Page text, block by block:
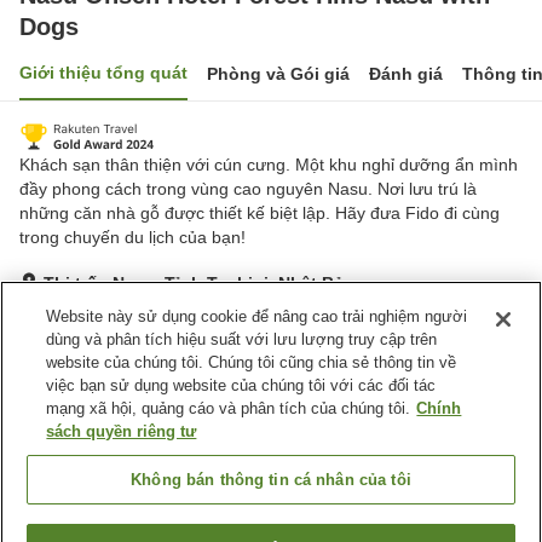
Dogs
Giới thiệu tổng quát Phòng và Gói giá Đánh giá Thông
Khách sạn thân thiện với cún cưng. Một khu nghỉ dưỡng ẩn mình
đầy phong cách trong vùng cao nguyên Nasu. Nơi lưu trú là
những căn nhà gỗ được thiết kế biệt lập. Hãy đưa Fido đi cùng
trong chuyến du lịch của bạn!
Thị trấn Nasu, Tỉnh Tochigi, Nhật Bản
Hiển thị trên bản đồ
Tuyệt vời Đánh giá:139 lượt
Tiện nghi chỗ nghỉ
Nhà hàng
Phòng ăn riêng
Thân thiện với thú cưng
Máy bán hàng tự động
Tỉnh Tochigi
Website này sử dụng cookie để nâng cao trải nghiệm người
dùng và phân tích hiệu suất với lưu lượng truy cập trên
website của chúng tôi. Chúng tôi cũng chia sẻ thông tin về
việc bạn sử dụng website của chúng tôi với các đối tác
mạng xã hội, quảng cáo và phân tích của chúng tôi. Chính
sách quyền riêng tư
Không bán thông tin cá nhân của tôi